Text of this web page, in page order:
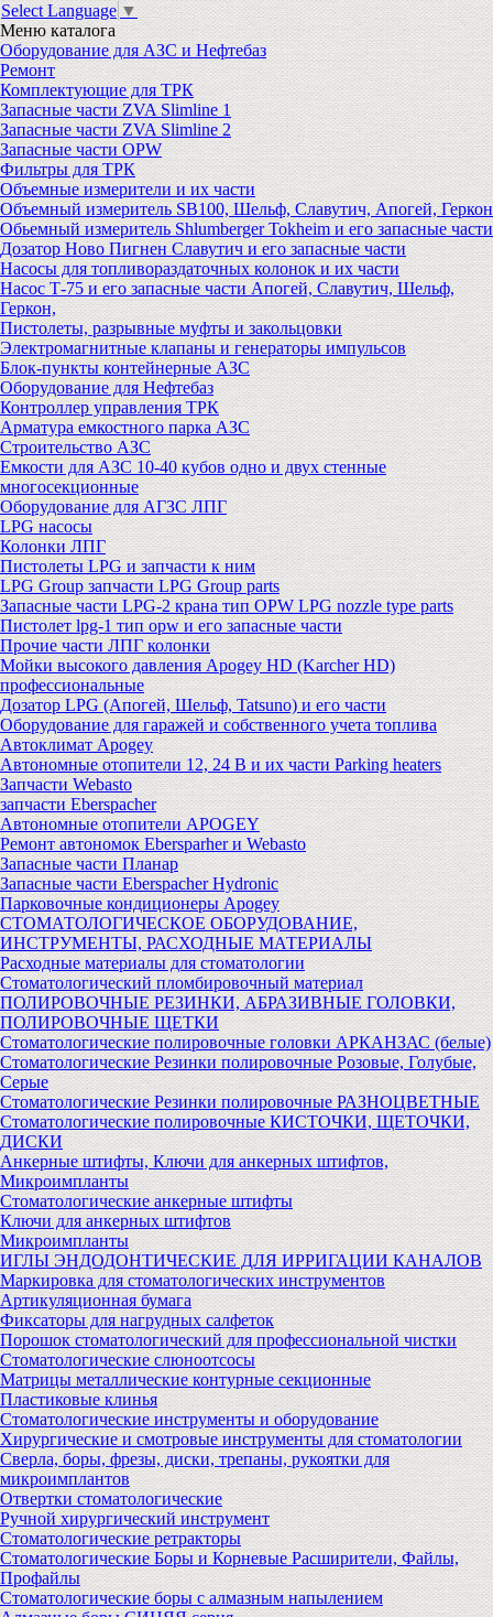
Select Language ▼
Меню каталога
Оборудование для АЗС и Нефтебаз
Ремонт
Комплектующие для ТРК
Запасные части ZVA Slimline 1
Запасные части ZVA Slimline 2
Запасные части OPW
Фильтры для ТРК
Объемные измерители и их части
Объемный измеритель SB100, Шельф, Славутич, Апогей, Геркон
Обьемный измеритель Shlumberger Tokheim и его запасные части
Дозатор Ново Пигнен Славутич и его запасные части
Насосы для топливораздаточных колонок и их части
Насос Т-75 и его запасные части Апогей, Славутич, Шельф,
Геркон,
Пистолеты, разрывные муфты и закольцовки
Электромагнитные клапаны и генераторы импульсов
Блок-пункты контейнерные АЗС
Оборудование для Нефтебаз
Контроллер управления ТРК
Арматура емкостного парка АЗС
Строительство АЗС
Емкости для АЗС 10-40 кубов одно и двух стенные
многосекционные
Оборудование для АГЗС ЛПГ
LPG насосы
Колонки ЛПГ
Пистолеты LPG и запчасти к ним
LPG Group запчасти LPG Group parts
Запасные части LPG-2 крана тип OPW LPG nozzle type parts
Пистолет lpg-1 тип opw и его запасные части
Прочие части ЛПГ колонки
Мойки высокого давления Apogey HD (Karcher HD)
профессиональные
Дозатор LPG (Апогей, Шельф, Tatsuno) и его части
Оборудование для гаражей и собственного учета топлива
Автоклимат Apogey
Автономные отопители 12, 24 В и их части Parking heaters
Запчасти Webasto
запчасти Eberspacher
Автономные отопители APOGEY
Ремонт автономок Ebersparher и Webasto
Запасные части Планар
Запасные части Eberspacher Hydronic
Парковочные кондиционеры Apogey
СТОМАТОЛОГИЧЕСКОЕ ОБОРУДОВАНИЕ,
ИНСТРУМЕНТЫ, РАСХОДНЫЕ МАТЕРИАЛЫ
Расходные материалы для стоматологии
Стоматологический пломбировочный материал
ПОЛИРОВОЧНЫЕ РЕЗИНКИ, АБРАЗИВНЫЕ ГОЛОВКИ,
ПОЛИРОВОЧНЫЕ ЩЕТКИ
Стоматологические полировочные головки АРКАНЗАС (белые)
Стоматологические Резинки полировочные Розовые, Голубые,
Серые
Стоматологические Резинки полировочные РАЗНОЦВЕТНЫЕ
Стоматологические полировочные КИСТОЧКИ, ЩЕТОЧКИ,
ДИСКИ
Анкерные штифты, Ключи для анкерных штифтов,
Микроимпланты
Стоматологические анкерные штифты
Ключи для анкерных штифтов
Микроимпланты
ИГЛЫ ЭНДОДОНТИЧЕСКИЕ ДЛЯ ИРРИГАЦИИ КАНАЛОВ
Маркировка для стоматологических инструментов
Артикуляционная бумага
Фиксаторы для нагрудных салфеток
Порошок стоматологический для профессиональной чистки
Стоматологические слюноотсосы
Матрицы металлические контурные секционные
Пластиковые клинья
Стоматологические инструменты и оборудование
Хирургические и смотровые инструменты для стоматологии
Сверла, боры, фрезы, диски, трепаны, рукоятки для
микроимплантов
Отвертки стоматологические
Ручной хирургический инструмент
Стоматологические ретракторы
Стоматологические Боры и Корневые Расширители, Файлы,
Профайлы
Стоматологические боры с алмазным напылением